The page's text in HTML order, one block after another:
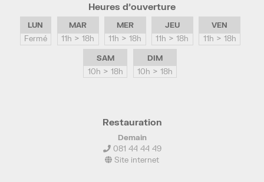
Heures d’ouverture
LUN
Fermé
MAR
11h > 18h
MER
11h > 18h
JEU
11h > 18h
VEN
11h > 18h
SAM
10h > 18h
DIM
10h > 18h
Restauration
Demain
081 44 44 49
Site internet